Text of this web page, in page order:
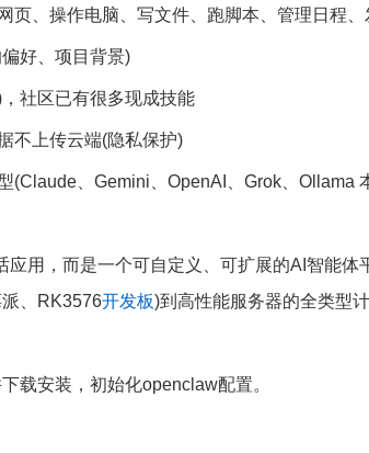
页、操作电脑、写文件、跑脚本、管理日程
好、项目背景)
社区已有很多现成技能
不上传云端(隐私保护)
(Claude、Gemini、OpenAI、Grok、Ollama
应用，而是一个可自定义、可扩展的AI智能体
、RK3576开发板)到高性能服务器的全类型计
载安装，初始化openclaw配置。